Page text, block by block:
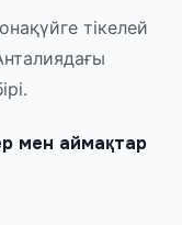
тікелей
мен аймақтар